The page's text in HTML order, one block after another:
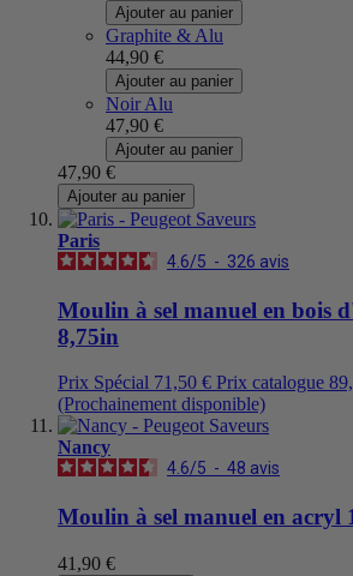
Ajouter au panier
Graphite & Alu
44,90 €
Ajouter au panier
Noir Alu
47,90 €
Ajouter au panier
47,90 €
Ajouter au panier
Paris
4.6/5 - 326 avis
Moulin à sel manuel en bois
8,75in
Prix Spécial 71,50 € Prix catalogue
(Prochainement disponible)
Nancy
4.6/5 - 48 avis
Moulin à sel manuel en acryl
41,90 €